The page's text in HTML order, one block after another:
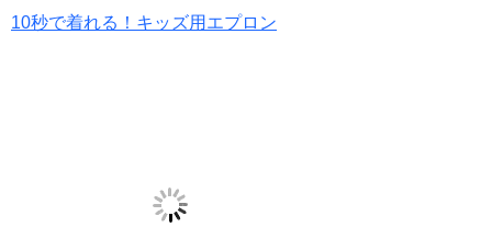
10秒で着れる！キッズ用エプロン